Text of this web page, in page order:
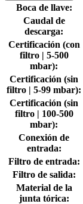
Boca de llave:
Caudal de
descarga:
Certificación (con
filtro | 5-500
mbar):
Certificación (sin
filtro | 5-99 mbar):
Certificación (sin
filtro | 100-500
mbar):
Conexión de
entrada:
Filtro de entrada:
Filtro de salida:
Material de la
junta tórica: